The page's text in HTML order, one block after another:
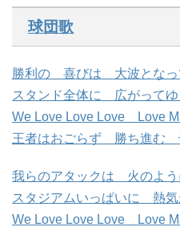
球団歌
勝利の 喜びは 大波となっ
スタンド全体に 広がってゆ
We Love Love Love Love
王者はおごらず 勝ち進む
我らのアタックは 火のよう
スタジアムいっぱいに 熱気
We Love Love Love Love